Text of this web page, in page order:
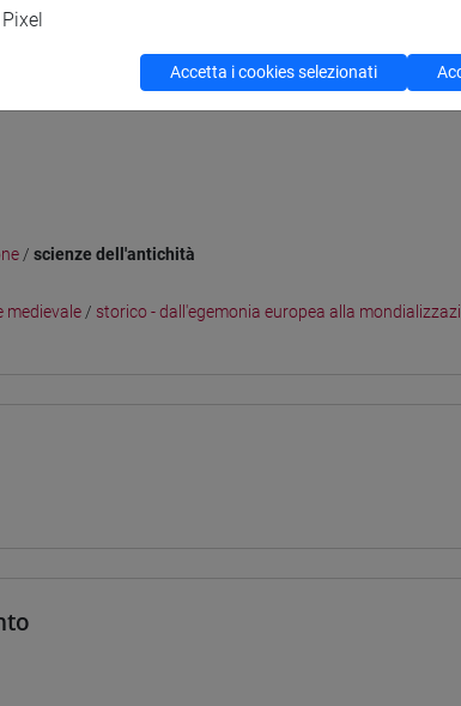
/ scienze dell'antichità
medievale / storico - dall'egemonia europea alla
Accetta i cookies selezionati